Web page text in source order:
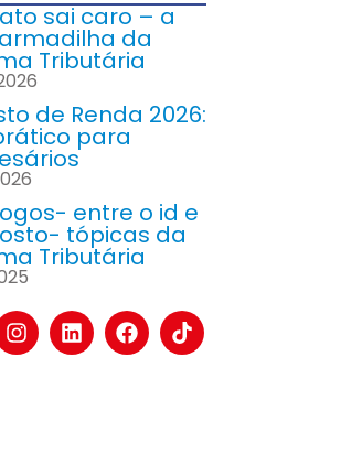
sai caro – a
da
Tributária
de Renda 2026:
para
entre o id e
tópicas da
Tributária